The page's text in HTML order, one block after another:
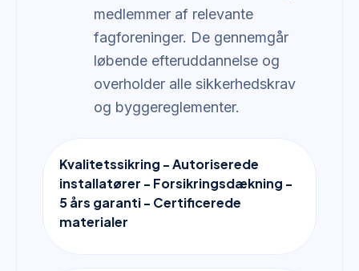
medlemmer af relevante
fagforeninger. De gennemgår
løbende efteruddannelse og
overholder alle sikkerhedskrav
og byggereglementer.
Kvalitetssikring - Autoriserede
installatører - Forsikringsdækning -
5 års garanti - Certificerede
materialer